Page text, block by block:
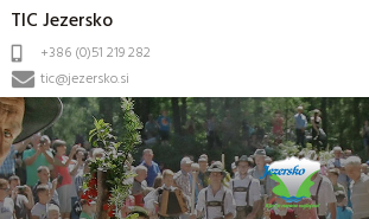
TIC Jezersko
+386 (0)51 219 282
tic@jezersko.si